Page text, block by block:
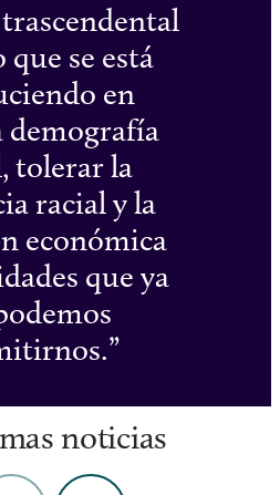
que se está
en
demografía
tolerar la
racial y la
económica
que ya
noticias